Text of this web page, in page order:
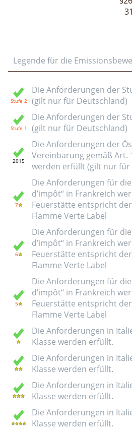
Legende für die
Die Anforderungen der
(gilt nur für Deutschland)
Die Anforderungen der
(gilt nur für Deutschland)
Die Anforderungen der
Vereinbarung gemäß Art.
werden erfüllt (gilt nur für
Die Anforderungen für
d’impôt“ in Frankreich
Feuerstätte entspricht
Flamme Verte Label
Die Anforderungen für
d’impôt“ in Frankreich
Feuerstätte entspricht
Flamme Verte Label
Die Anforderungen für
d’impôt“ in Frankreich
Feuerstätte entspricht
Flamme Verte Label
Die Anforderungen in
Klasse werden erfüllt.
Die Anforderungen in
Klasse werden erfüllt.
Die Anforderungen in
Klasse werden erfüllt.
Die Anforderungen in
Klasse werden erfüllt.